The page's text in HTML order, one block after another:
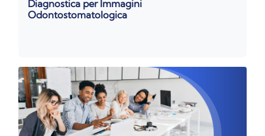
Diagnostica per Immagini
Odontostomatologica